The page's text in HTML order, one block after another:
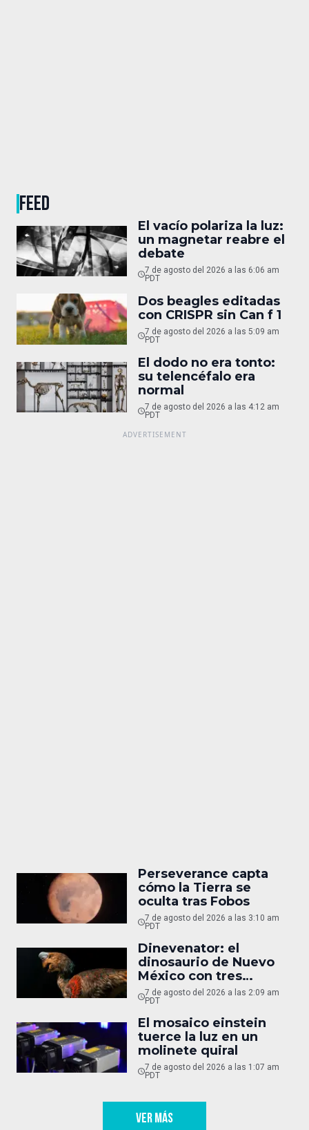
FEED
El vacío polariza la luz:
un magnetar reabre el
debate
7 de agosto del 2026 a las 6:06 am
PDT
Dos beagles editadas
con CRISPR sin Can f 1
7 de agosto del 2026 a las 5:09 am
PDT
El dodo no era tonto:
su telencéfalo era
normal
7 de agosto del 2026 a las 4:12 am
PDT
Perseverance capta
cómo la Tierra se
oculta tras Fobos
7 de agosto del 2026 a las 3:10 am
PDT
Dinevenator: el
dinosaurio de Nuevo
México con tres
nombres
7 de agosto del 2026 a las 2:09 am
PDT
El mosaico einstein
tuerce la luz en un
molinete quiral
7 de agosto del 2026 a las 1:07 am
PDT
VER MÁS